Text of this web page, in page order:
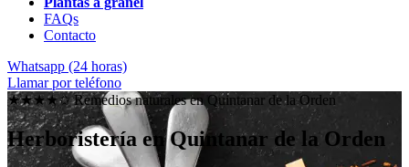
FAQs
Contacto
Whatsapp (24 horas)
Llamar por teléfono
★★★★✩ Remedios naturales en Quintanar de la Orden
Herboristería en Quintanar de la Orden